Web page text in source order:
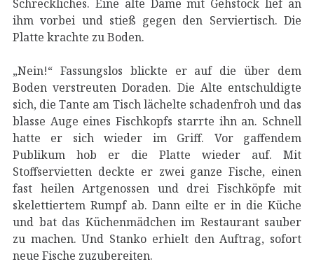
Schreckliches. Eine alte Dame mit Gehstock lief an
ihm vorbei und stieß gegen den Serviertisch. Die
Platte krachte zu Boden.
„Nein!“ Fassungslos blickte er auf die über dem
Boden verstreuten Doraden. Die Alte entschuldigte
sich, die Tante am Tisch lächelte schadenfroh und das
blasse Auge eines Fischkopfs starrte ihn an. Schnell
hatte er sich wieder im Griff. Vor gaffendem
Publikum hob er die Platte wieder auf. Mit
Stoffservietten deckte er zwei ganze Fische, einen
fast heilen Artgenossen und drei Fischköpfe mit
skelettiertem Rumpf ab. Dann eilte er in die Küche
und bat das Küchenmädchen im Restaurant sauber
zu machen. Und Stanko erhielt den Auftrag, sofort
neue Fische zuzubereiten.